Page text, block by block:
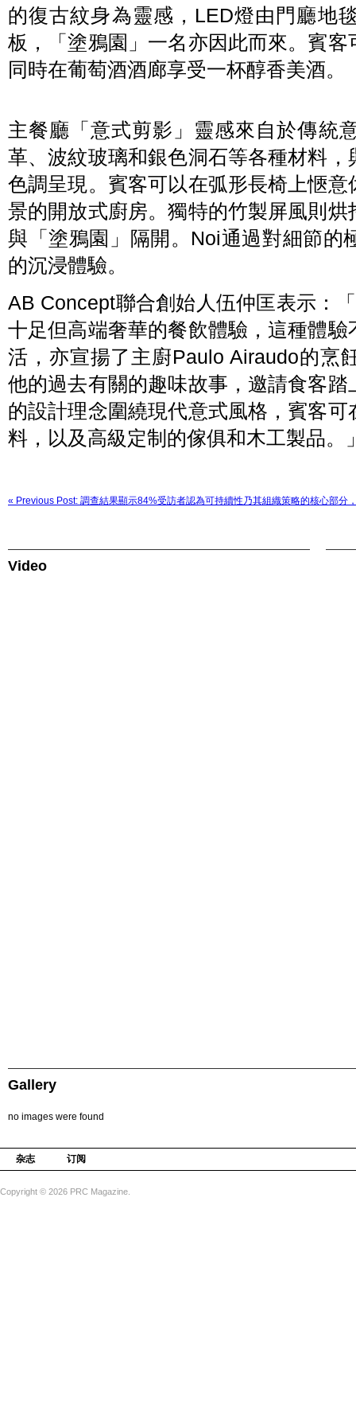
的復古紋身為靈感，LED燈由門廳地
板，「塗鴉園」一名亦因此而來。賓
同時在葡萄酒酒廊享受一杯醇香美酒。
主餐廳「意式剪影」靈感來自於傳統
革、波紋玻璃和銀色洞石等各種材料
色調呈現。賓客可以在弧形長椅上愜
景的開放式廚房。獨特的竹製屏風則
與「塗鴉園」隔開。Noi通過對細節的
的沉浸體驗。
AB Concept聯合創始人伍仲匡表示：
十足但高端奢華的餐飲體驗，這種體
活，亦宣揚了主廚Paulo Airaudo的烹
他的過去有關的趣味故事，邀請食客
的設計理念圍繞現代意式風格，賓客
料，以及高級定制的傢俱和木工製品。
« Previous Post: 調查結果顯示84%受訪者認為可持續性乃其組織策略的核心部分
Video
Gallery
no images were found
杂志 订阅
Copyright © 2026 PRC Magazine.